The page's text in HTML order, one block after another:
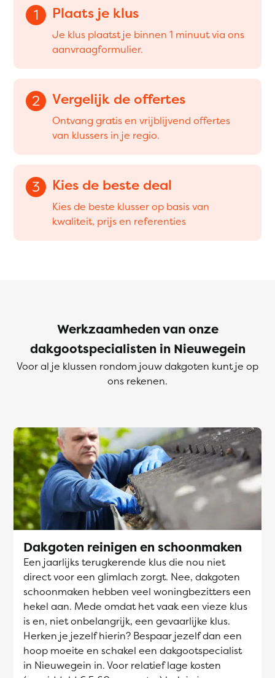
1 Plaats je klus
Je klus plaatst je binnen 1 minuut via ons
aanvraagformulier.
2 Vergelijk de offertes
Ontvang gratis en vrijblijvend offertes
van klussers in je regio.
3 Kies de beste deal
Kies de beste klusser op basis van
kwaliteit, prijs en referenties
Werkzaamheden van onze
dakgootspecialisten in Nieuwegein
Voor al je klussen rondom jouw dakgoten kunt je op
ons rekenen.
Dakgoten reinigen en schoonmaken
Een jaarlijks terugkerende klus die nou niet
direct voor een glimlach zorgt. Nee, dakgoten
schoonmaken hebben veel woningbezitters een
hekel aan. Mede omdat het vaak een vieze klus
is en, niet onbelangrijk, een gevaarlijke klus.
Herken je jezelf hierin? Bespaar jezelf dan een
hoop moeite en schakel een dakgootspecialist
in Nieuwegein in. Voor relatief lage kosten